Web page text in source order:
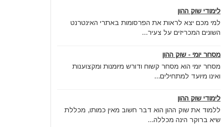
לימודי שוק ההון
למי מכם יצא לראות את הפרסומות באתרי האינטרנט
השונים המכריזים על צעיר...
מסחר יומי - שוק ההון
מסחר יומי הוא מסחר קשוח ודורש מיומנות ומקצוענות
ואינו מיועד למתחילים...
לימודי שוק ההון
ללמוד את שוק ההון הוא דבר חשוב מאין כמותו, מכללת
שיא ברוקר הינה מכללה...